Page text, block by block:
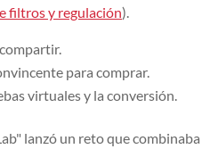
filtros y regulación).
para comprar.
virtuales y la conversión.
lanzó un reto que combinaba